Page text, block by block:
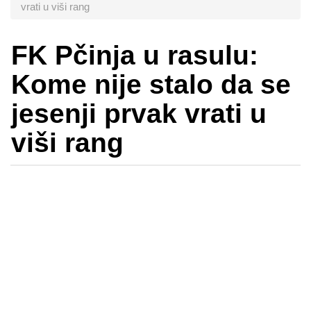
vrati u viši rang
FK Pčinja u rasulu:
Kome nije stalo da se
jesenji prvak vrati u
viši rang